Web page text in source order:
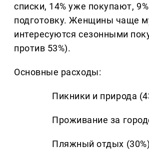
списки, 14% уже покупают,
подготовку. Женщины чаще
интересуются сезонными
против 53%).
Основные расходы:
Пикники и природа
Проживание за
Пляжный отдых